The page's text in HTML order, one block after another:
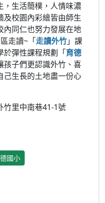
，生活簡樸，人情味濃
及校園內彩繪皆由師生
內同仁也努力發展在地
走讀~「走讀外竹」課
於彈性課程規劃「育德
孩子們更認識外竹、喜
己生長的土地盡一份心
里中南巷41-1號
國小